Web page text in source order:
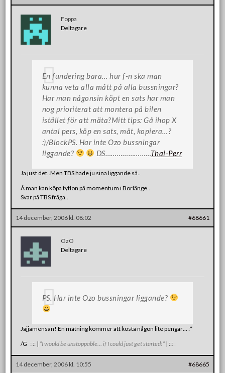
Foppa
Deltagare
En fundering bara… hur f-n ska man
kunna veta alla mått på alla bussningar?
Har man någonsin köpt en sats har man
nog prioriterat att montera på bilen
istället för att mäta?Mitt tips: Gå ihop X
antal pers, köp en sats, mät, kopiera…?
:)/BlockPS. Har inte Ozo bussningar
liggande?
DS……………………Thai-Perr
Ja just det..Men TBS hade ju sina liggande så..
Å man kan köpa tyflon på momentum i Borlänge..
Svar på TBS fråga..
14 december, 2006 kl. 08:02 #68661
OzO
Deltagare
PS. Har inte Ozo bussningar liggande?
Jajjamensan! En mätning kommer att kosta någon lite pengar… :*
/G :::: | ”I would be unstoppable… if I could just get started!” | ::::
14 december, 2006 kl. 10:55 #68665